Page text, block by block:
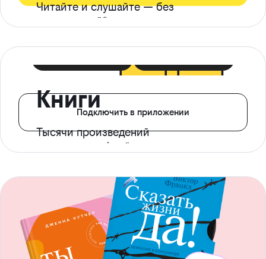
Читайте и слушайте — без
ограничений*
Книги
Тысячи произведений
с доступом офлайн
Подключить в приложении